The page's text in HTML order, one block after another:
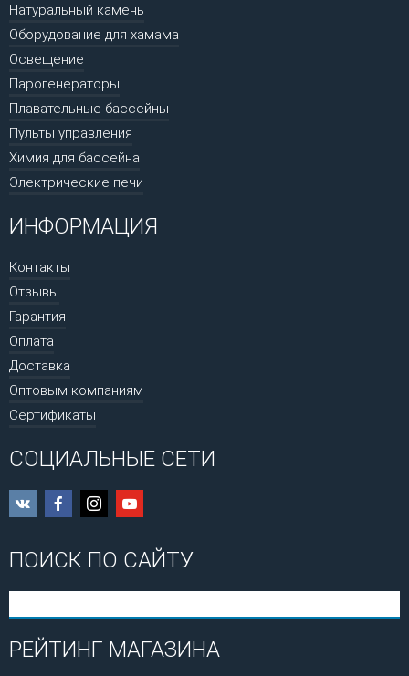
Натуральный камень
Оборудование для хамама
Освещение
Парогенераторы
Плавательные бассейны
Пульты управления
Химия для бассейна
Электрические печи
ИНФОРМАЦИЯ
Контакты
Отзывы
Гарантия
Оплата
Доставка
Оптовым компаниям
Сертификаты
СОЦИАЛЬНЫЕ СЕТИ
ПОИСК ПО САЙТУ
РЕЙТИНГ МАГАЗИНА